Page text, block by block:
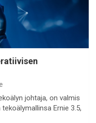
johtaja, on valmis
Ernie 3.5,